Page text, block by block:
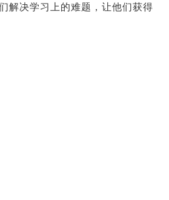
解决学习上的难题，让他们获得